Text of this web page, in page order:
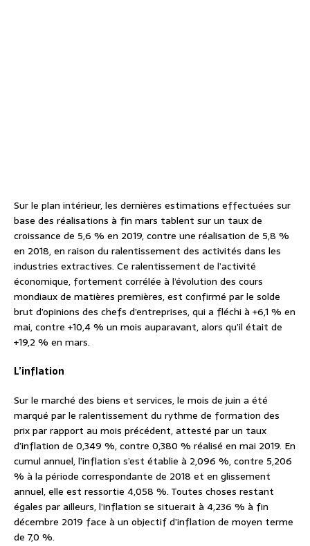
Sur le plan intérieur, les dernières estimations effectuées sur
base des réalisations à fin mars tablent sur un taux de
croissance de 5,6 % en 2019, contre une réalisation de 5,8 %
en 2018, en raison du ralentissement des activités dans les
industries extractives. Ce ralentissement de l’activité
économique, fortement corrélée à l’évolution des cours
mondiaux de matières premières, est confirmé par le solde
brut d’opinions des chefs d’entreprises, qui a fléchi à +6,1 % en
mai, contre +10,4 % un mois auparavant, alors qu’il était de
+19,2 % en mars.
L’inflation
Sur le marché des biens et services, le mois de juin a été
marqué par le ralentissement du rythme de formation des
prix par rapport au mois précédent, attesté par un taux
d’inflation de 0,349 %, contre 0,380 % réalisé en mai 2019. En
cumul annuel, l’inflation s’est établie à 2,096 %, contre 5,206
% à la période correspondante de 2018 et en glissement
annuel, elle est ressortie 4,058 %. Toutes choses restant
égales par ailleurs, l’inflation se situerait à 4,236 % à fin
décembre 2019 face à un objectif d’inflation de moyen terme
de 7,0 %.